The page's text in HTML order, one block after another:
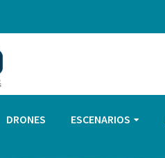
DRONES ESCENARIOS